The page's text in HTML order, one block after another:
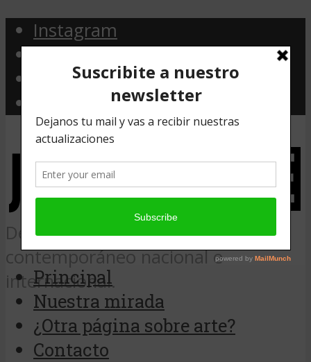
Instagram
Facebook
Twitter
Desde Argentina, noticias de arte
contemporáneo nacional e
internacional.
Principal
Nuestra mirada
¿Otra página sobre arte?
Contacto